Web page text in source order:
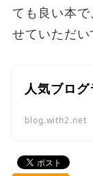
ても良い本
せていただい
人気ブロ
blog.with2.net